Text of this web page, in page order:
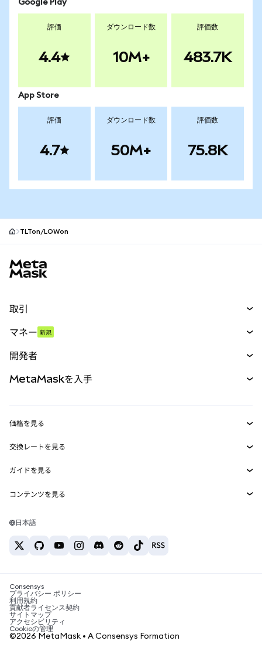
Google Play
評価
4.4
ダウンロード数
10M+
評価数
483.7K
App Store
評価
4.7
ダウンロード数
50M+
評価数
75.8K
TLTon/LOWon
取引
パーペチュアル
RWA
マネー 新規
開発者
MetaMask Connect
Snaps
Web3サービス
MetaMaskを入手
セキュリティ
サポート
キャリア
お問い合わせ
価格を見る
イーサリアムの価格
Solanaの価格
Tetherの価格
交換レートを見る
ETH→USD
USDT→INR
BTC→INR
ETH→USDT
ガイドを見る
ETHの購入
USDTの購入
SHIBの購入
BNBの購入
コンテンツを見る
Solanaウォレット
税制関連ニュース
暗号資産の購入方法は？
ビットコインを売るには？
日本語
Consensys
プライバシー ポリシー
利用規約
貢献者ライセンス契約
サイトマップ
アクセシビリティ
Cookieの管理
©2026 MetaMask • A Consensys Formation